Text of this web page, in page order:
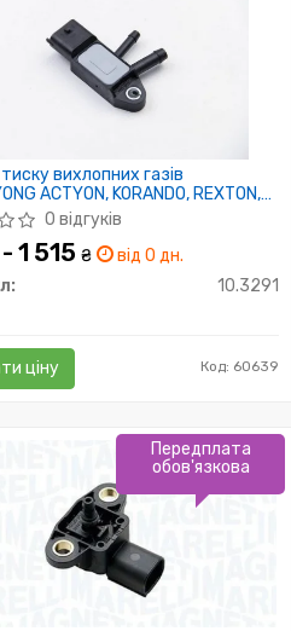
вихлопних газів
ACTYON, KORANDO, REXTON,
0 відгуків
1 515₴
від 0 дн.
10.3291
ціну Код: 60639
Передплата
обов'язкова